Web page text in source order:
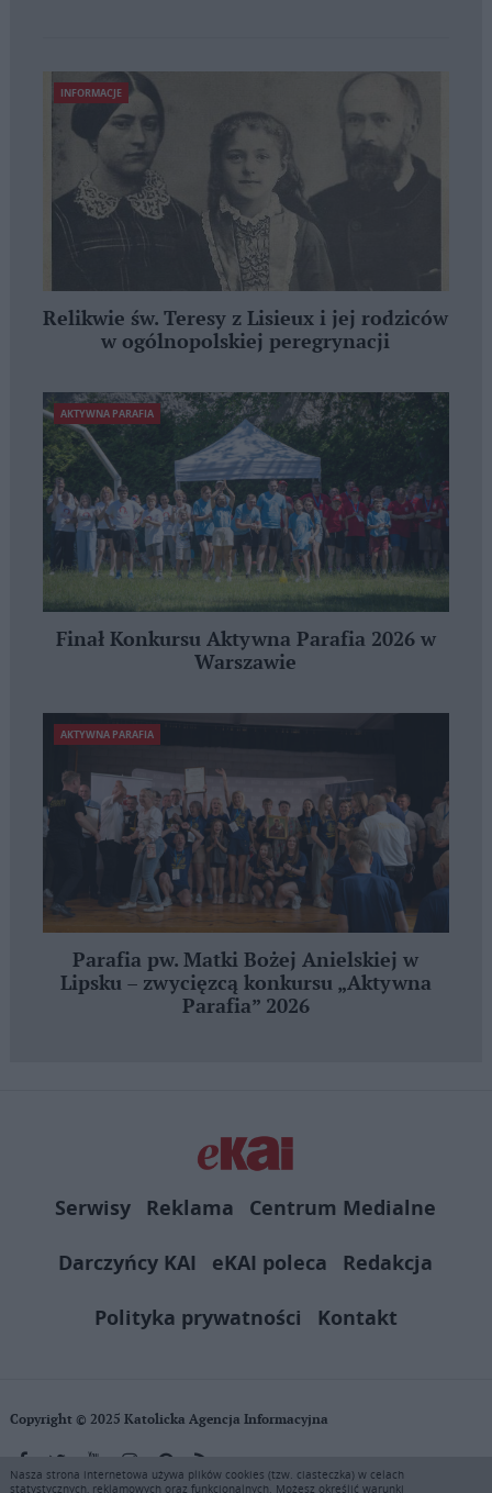
INFORMACJE
Relikwie św. Teresy z Lisieux i jej rodziców
w ogólnopolskiej peregrynacji
AKTYWNA PARAFIA
Finał Konkursu Aktywna Parafia 2026 w
Warszawie
AKTYWNA PARAFIA
Parafia pw. Matki Bożej Anielskiej w
Lipsku – zwycięzcą konkursu „Aktywna
Parafia” 2026
Serwisy Reklama
Centrum Medialne
Darczyńcy KAI
eKAI poleca
Redakcja
Polityka prywatności
Kontakt
Copyright © 2025 Katolicka Agencja Informacyjna
Nasza strona internetowa używa plików cookies (tzw. ciasteczka) w celach
statystycznych, reklamowych oraz funkcjonalnych. Możesz określić warunki